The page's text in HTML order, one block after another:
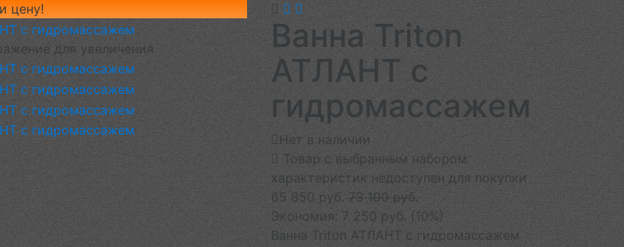
цену!
для увеличения
Ванна Triton
АТЛАНТ с
гидромассажем
Нет в наличии
Товар с выбранным набором
характеристик недоступен для покупки
65 850 руб. 73 100 руб.
Экономия: 7 250 руб. (10%)
Ванна Triton АТЛАНТ с гидромассажем